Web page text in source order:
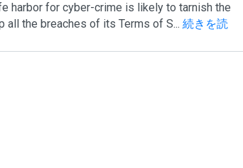
harbor for cyber-crime is likely to tarnish the
all the breaches of its Terms of S... 続きを読